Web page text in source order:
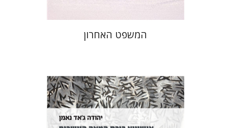
המשפט האחרון
יהודה ג'אד נאמן